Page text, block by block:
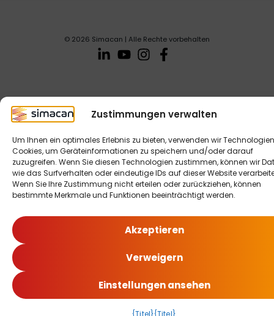
Zustimmungen verwalten
Um Ihnen ein optimales Erlebnis zu bieten, verwenden wir
Cookies, um Geräteinformationen zu speichern und/oder darauf
zuzugreifen. Wenn Sie diesen Technologien zustimmen, können wir
wie das Surfverhalten oder eindeutige IDs auf dieser Website
Wenn Sie Ihre Zustimmung nicht erteilen oder zurückziehen, können
bestimmte Merkmale und Funktionen beeinträchtigt werden.
Akzeptieren
Verweigern
Einstellungen ansehen
{Titel}{Titel}
© 2026 Simacan | Alle Rechte vorbehalten